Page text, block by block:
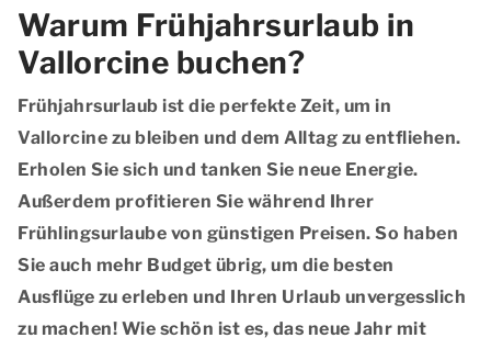
Warum Frühjahrsurlaub in
Vallorcine buchen?
Frühjahrsurlaub ist die perfekte Zeit, um in
Vallorcine zu bleiben und dem Alltag zu entfliehen.
Erholen Sie sich und tanken Sie neue Energie.
Außerdem profitieren Sie während Ihrer
Frühlingsurlaube von günstigen Preisen. So haben
Sie auch mehr Budget übrig, um die besten
Ausflüge zu erleben und Ihren Urlaub unvergesslich
zu machen! Wie schön ist es, das neue Jahr mit